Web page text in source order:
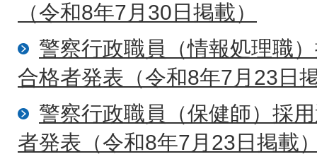
（令和8年7月30日掲載）
警察行政職員（情報処理職
合格者発表（令和8年7月23日
警察行政職員（保健師）採
者発表（令和8年7月23日掲載